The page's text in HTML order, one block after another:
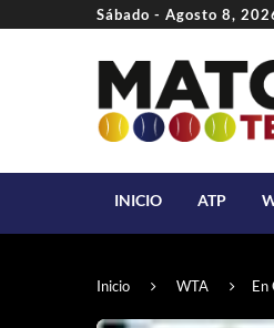
Sábado - Agosto 8,
INICIO ATP
Inicio WTA En